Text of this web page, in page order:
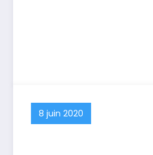
8 juin 2020